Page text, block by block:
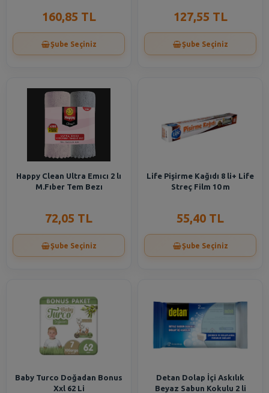
160,85 TL
Şube Seçiniz
127,55 TL
Şube Seçiniz
Happy Clean Ultra Emıcı 2 lı
M.Fıber Tem Bezı
72,05 TL
Şube Seçiniz
Life Pişirme Kağıdı 8 li+ Life
Streç Film 10 m
55,40 TL
Şube Seçiniz
Baby Turco Doğadan Bonus
Xxl 62 Li
Detan Dolap İçi Askılık
Beyaz Sabun Kokulu 2 li